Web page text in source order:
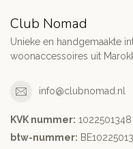
Club Nomad
Unieke en handgemaakte
woonaccessoires uit
info@clubnomad.nl
KVK nummer: 1022501348
btw-nummer: